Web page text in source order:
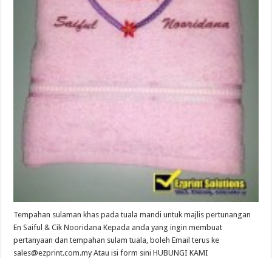
Tempahan sulaman khas pada tuala mandi untuk majlis pertunangan
En Saiful & Cik Nooridana Kepada anda yang ingin membuat
pertanyaan dan tempahan sulam tuala, boleh Email terus ke
sales@ezprint.com.my Atau isi form sini HUBUNGI KAMI